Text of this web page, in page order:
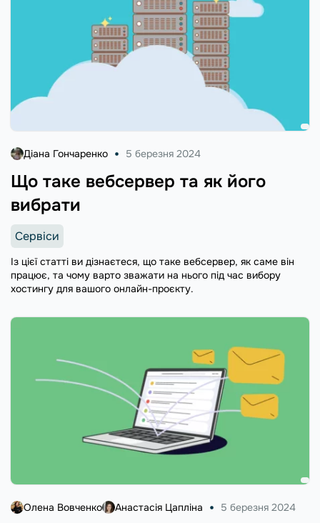
Що таке вебсервер та як його
вибрати
Діана Гончаренко 5 березня 2024
Сервіси
Із цієї статті ви дізнаєтеся, що таке вебсервер, як саме він
працює, та чому варто зважати на нього під час вибору
хостингу для вашого онлайн-проєкту.
Олена Вовченко Анастасія Цапліна 5 березня 2024